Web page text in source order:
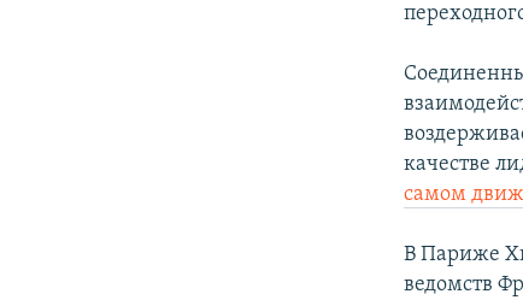
качестве
самом
В Париже
ведомств